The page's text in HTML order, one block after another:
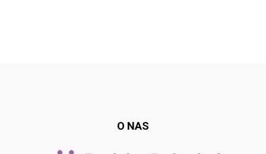
O NAS